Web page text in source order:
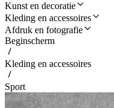
Kunst en decoratie
Kleding en accessoires
Afdruk en fotografie
Beginscherm
Kleding en accessoires
Sport